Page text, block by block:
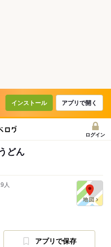
インストール アプリで開く
ログイン
どん
人
アプリで保存